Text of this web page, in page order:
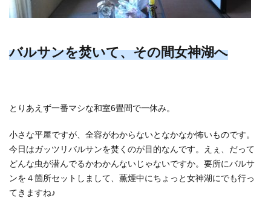
バルサンを焚いて、その間女神湖へ
とりあえず一番マシな和室6畳間で一休み。
小さな平屋ですが、全容がわからないとなかなか怖いものです。
今日はガッツリバルサンを焚くのが目的なんです。えぇ、だって
どんな虫が潜んでるかわかんないじゃないですか。要所にバルサ
ンを４箇所セットしまして、薫煙中にちょっと女神湖にでも行っ
てきますね♪